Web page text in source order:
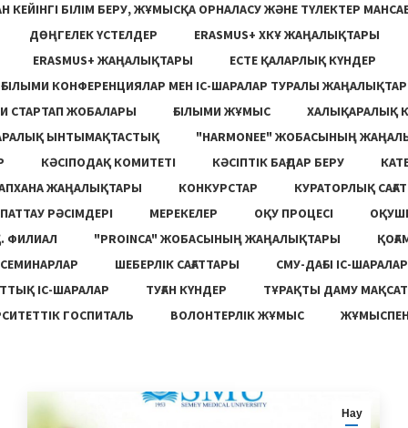
КЕЙІНГІ БІЛІМ БЕРУ, ЖҰМЫСҚА ОРНАЛАСУ ЖƏНЕ ТҮЛЕКТЕР
ДӨҢГЕЛЕК ҮСТЕЛДЕР
ERASMUS+ ХКҰ ЖАҢАЛЫҚТАРЫ
ERASMUS+ ЖАҢАЛЫҚТАРЫ
ЕСТЕ ҚАЛАРЛЫҚ КҮНДЕР
ҒЫЛЫМИ КОНФЕРЕНЦИЯЛАР МЕН ІС-ШАРАЛАР ТУРАЛЫ ЖАҢАЛЫҚТАР
СТАРТАП ЖОБАЛАРЫ
ҒЫЛЫМИ ЖҰМЫС
ХАЛЫҚАРАЛЫҚ
ЫНТЫМАҚТАСТЫҚ
"HARMONEE" ЖОБАСЫНЫҢ
КӘСІПОДАҚ КОМИТЕТІ КӘСІПТІК БАҒДАР БЕРУ
ЖАҢАЛЫҚТАРЫ
КОНКУРСТАР
КУРАТОРЛЫҚ
РӘСІМДЕРІ
МЕРЕКЕЛЕР ОҚУ ПРОЦЕСІ
ФИЛИАЛ
"PROINCA" ЖОБАСЫНЫҢ ЖАҢАЛЫҚТАРЫ
СЕМИНАРЛАР
ШЕБЕРЛІК САҒАТТАРЫ
СМУ-ДАҒЫ ІС-ШАРАЛАР
ІС-ШАРАЛАР
ТУҒАН КҮНДЕР
ТҰРАҚТЫ ДАМУ
ГОСПИТАЛЬ
ВОЛОНТЕРЛІК ЖҰМЫС
Нау